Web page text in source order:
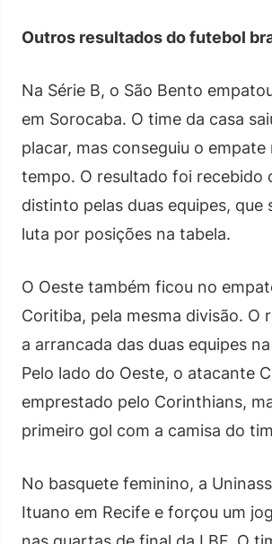
Outros resultados do futebol
Na Série B, o São Bento
em Sorocaba. O time da casa
placar, mas conseguiu o empate
tempo. O resultado foi recebido
distinto pelas duas equipes, que
luta por posições na tabela.
O Oeste também ficou no
Coritiba, pela mesma divisão. O
a arrancada das duas equipes
Pelo lado do Oeste, o atacante
emprestado pelo Corinthians,
primeiro gol com a camisa do
No basquete feminino, a
Ituano em Recife e forçou um